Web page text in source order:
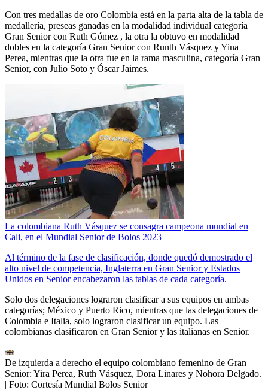
Con tres medallas de oro Colombia está en la parta alta de la tabla de
medallería, preseas ganadas en la modalidad individual categoría
Gran Senior con Ruth Gómez , la otra la obtuvo en modalidad
dobles en la categoría Gran Senior con Runth Vásquez y Yina
Perea, mientras que la otra fue en la rama masculina, categoría Gran
Senior, con Julio Soto y Óscar Jaimes.
La colombiana Ruth Vásquez se consagra campeona mundial en
Cali, en el Mundial Senior de Bolos 2023
Al término de la fase de clasificación, donde quedó demostrado el
alto nivel de competencia, Inglaterra en Gran Senior y Estados
Unidos en Senior encabezaron las tablas de cada categoría.
Solo dos delegaciones lograron clasificar a sus equipos en ambas
categorías; México y Puerto Rico, mientras que las delegaciones de
Colombia e Italia, solo lograron clasificar un equipo. Las
colombianas clasificaron en Gran Senior y las italianas en Senior.
De izquierda a derecho el equipo colombiano femenino de Gran
Senior: Yira Perea, Ruth Vásquez, Dora Linares y Nohora Delgado.
| Foto: Cortesía Mundial Bolos Senior